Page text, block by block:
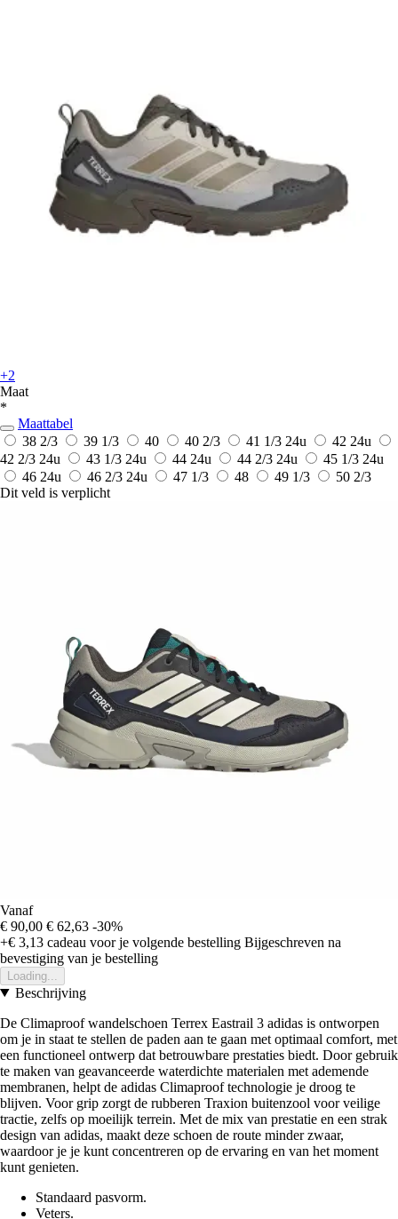
+2
Maat
*
Maattabel
38 2/3
39 1/3 40 40 2/3 41 1/3 24u 42 24u
42 2/3 24u 43 1/3 24u 44 24u 44 2/3 24u 45 1/3 24u
46 24u 46 2/3 24u 47 1/3 48 49 1/3
50 2/3
Dit veld is verplicht
Vanaf
€ 90,00 € 62,63 -30%
+€ 3,13 cadeau voor je volgende bestelling Bijgeschreven na
bevestiging van je bestelling
Loading...
Beschrijving
De Climaproof wandelschoen Terrex Eastrail 3 adidas is ontworpen
om je in staat te stellen de paden aan te gaan met optimaal comfort, met
een functioneel ontwerp dat betrouwbare prestaties biedt. Door gebruik
te maken van geavanceerde waterdichte materialen met ademende
membranen, helpt de adidas Climaproof technologie je droog te
blijven. Voor grip zorgt de rubberen Traxion buitenzool voor veilige
tractie, zelfs op moeilijk terrein. Met de mix van prestatie en een strak
design van adidas, maakt deze schoen de route minder zwaar,
waardoor je je kunt concentreren op de ervaring en van het moment
kunt genieten.
Standaard pasvorm.
Veters.